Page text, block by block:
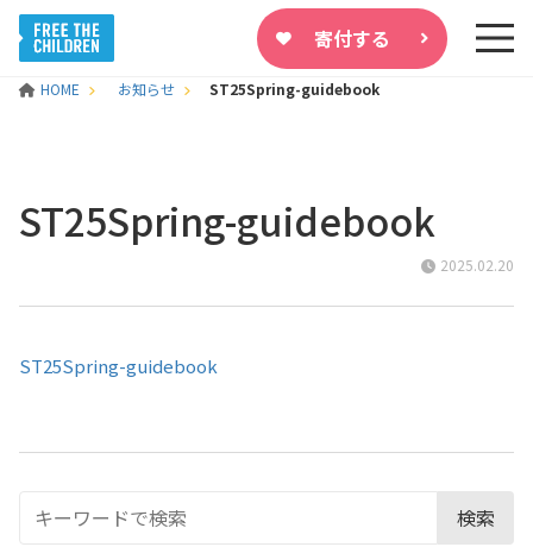
寄付する
HOME お知らせ ST25Spring-guidebook
ST25Spring-guidebook
2025.02.20
ST25Spring-guidebook
検索